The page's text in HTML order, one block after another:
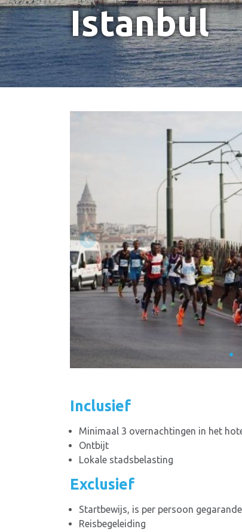
Istanbul
Inclusief
Minimaal 3 overnachtingen in het
Ontbijt
Lokale stadsbelasting
Exclusief
Startbewijs, is per persoon
Reisbegeleiding